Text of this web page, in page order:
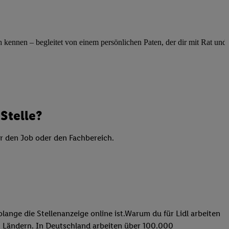
– begleitet von einem persönlichen Paten, der dir mit Rat und
Job oder den Fachbereich.
die Stellenanzeige online ist.Warum du für Lidl arbeiten
In Deutschland arbeiten über 100.000
Bereitstellung und
Analyse
von Profilen